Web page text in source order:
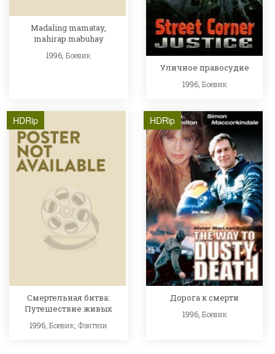
Madaling mamatay,
mahirap mabuhay
1996,Боевик
Уличное правосудие
1996, Боевик
HDRip
Смертельная битва:
Путешествие живых
1996,Боевик ,Фэнтези
HDRip
Дорога к смерти
1996, Боевик